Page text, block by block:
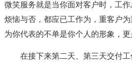
微笑服务就是当你面对客户时，工作
烦恼与否，都应已工作为，重客户
为你代表的不单是你个人的形象，更
在接下来第二天、第三天交付